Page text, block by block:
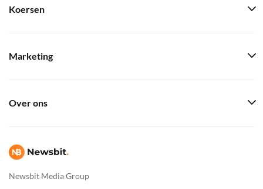
Newsbit Media Group
Koersen
Marketing
Over ons